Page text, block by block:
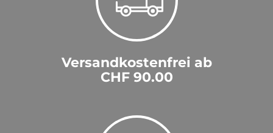
Versandkostenfrei ab
CHF 90.00